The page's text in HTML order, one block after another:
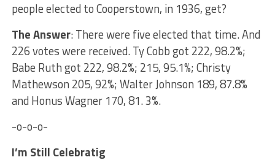
people elected to Cooperstown, in 1936, get?
The Answer: There were five elected that time. And
226 votes were received. Ty Cobb got 222, 98.2%;
Babe Ruth got 222, 98.2%; 215, 95.1%; Christy
Mathewson 205, 92%; Walter Johnson 189, 87.8%
and Honus Wagner 170, 81. 3%.
-o-o-o-
I’m Still Celebratig